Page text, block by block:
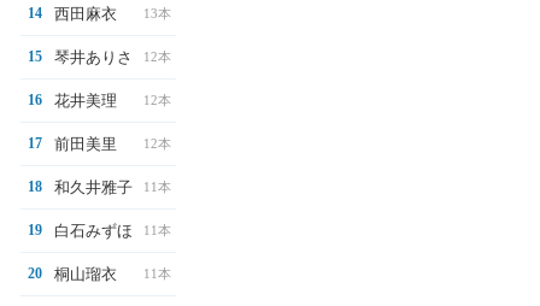
14 西田麻衣 13本
15 琴井ありさ 12本
16 花井美理 12本
17 前田美里 12本
18 和久井雅子 11本
19 白石みずほ 11本
20 桐山瑠衣 11本